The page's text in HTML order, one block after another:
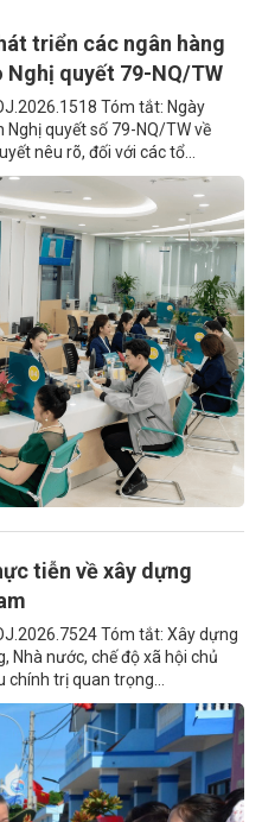
triển các ngân hàng
quyết 79-NQ/TW
Tóm tắt: Ngày
quyết số 79-NQ/TW về
nêu rõ, đối với các tổ...
tiễn về xây dựng
Tóm tắt: Xây dựng
Nhà nước, chế độ xã hội chủ
trị quan trọng...